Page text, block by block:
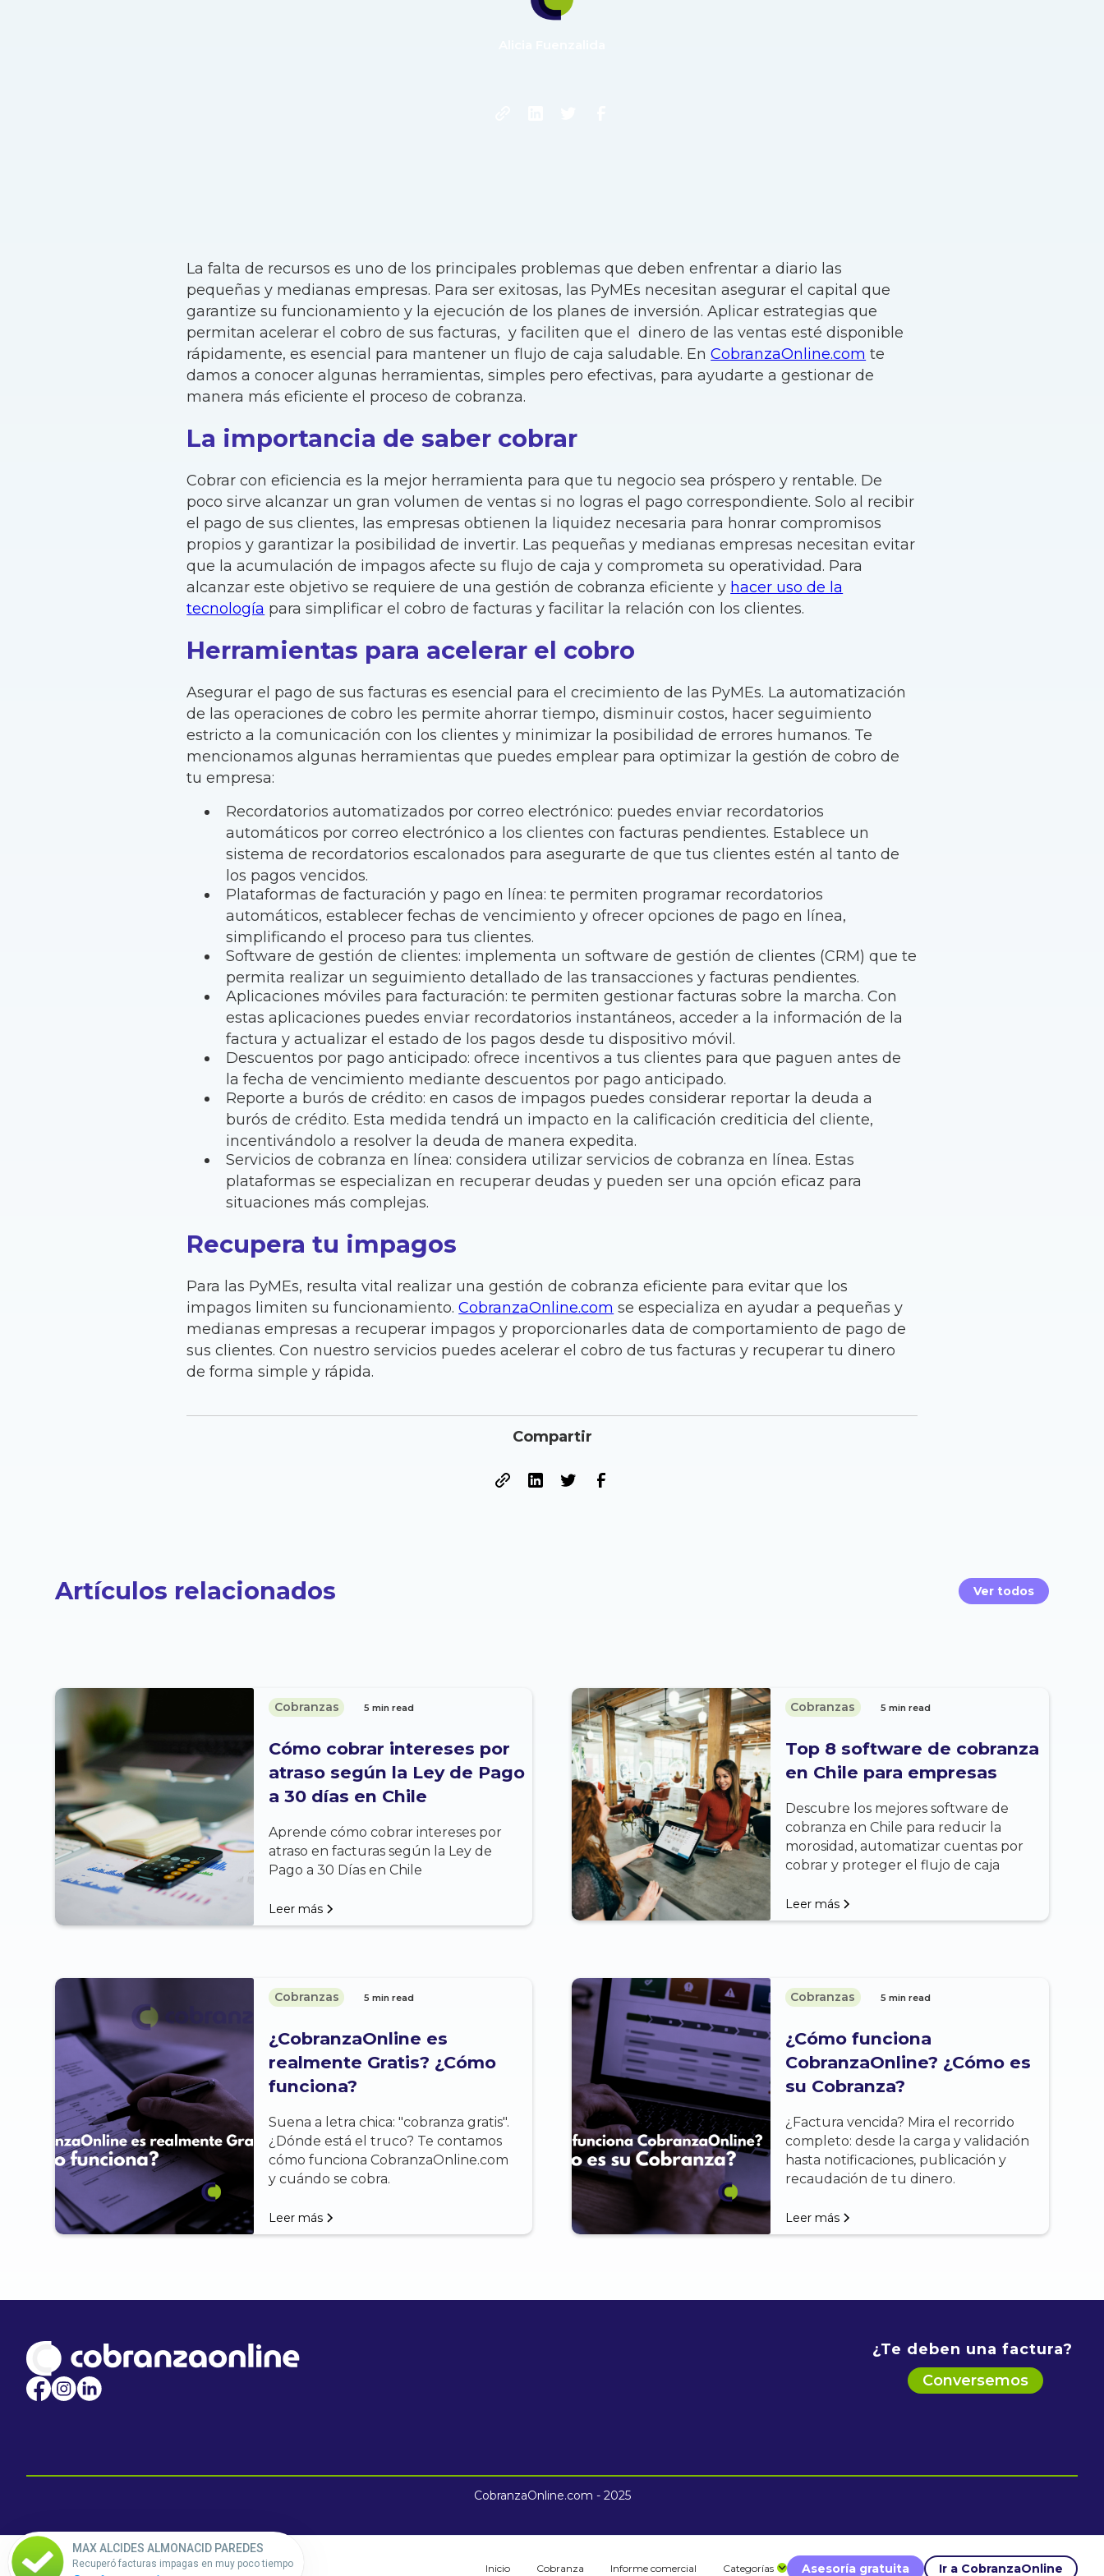
La falta de recursos es uno de los principales problemas que deben enfrentar a diario las
pequeñas y medianas empresas. Para ser exitosas, las PyMEs necesitan asegurar el capital que
garantize su funcionamiento y la ejecución de los planes de inversión. Aplicar estrategias que
permitan acelerar el cobro de sus facturas, y faciliten que el dinero de las ventas esté disponible
rápidamente, es esencial para mantener un flujo de caja saludable. EnCobranzaOnline.com te
damos a conocer algunas herramientas, simples pero efectivas, para ayudarte a gestionar de
manera más eficiente el proceso de cobranza.
La importancia de saber cobrar
Cobrar con eficiencia es la mejor herramienta para que tu negocio sea próspero y rentable. De
poco sirve alcanzar un gran volumen de ventas si no logras el pago correspondiente. Solo al recibir
el pago de sus clientes, las empresas obtienen la liquidez necesaria para honrar compromisos
propios y garantizar la posibilidad de invertir. Las pequeñas y medianas empresas necesitan evitar
que la acumulación de impagos afecte su flujo de caja y comprometa su operatividad. Para
alcanzar este objetivo se requiere de una gestión de cobranza eficiente y hacer uso de la
tecnología para simplificar el cobro de facturas y facilitar la relación con los clientes.
Herramientas para acelerar el cobro
Asegurar el pago de sus facturas es esencial para el crecimiento de las PyMEs. La automatización
de las operaciones de cobro les permite ahorrar tiempo, disminuir costos, hacer seguimiento
estricto a la comunicación con los clientes y minimizar la posibilidad de errores humanos. Te
mencionamos algunas herramientas que puedes emplear para optimizar la gestión de cobro de
tu empresa:
Recordatorios automatizados por correo electrónico: puedes enviar recordatorios
automáticos por correo electrónico a los clientes con facturas pendientes. Establece un
sistema de recordatorios escalonados para asegurarte de que tus clientes estén al tanto de
los pagos vencidos.
Plataformas de facturación y pago en línea: te permiten programar recordatorios
automáticos, establecer fechas de vencimiento y ofrecer opciones de pago en línea,
simplificando el proceso para tus clientes.
Software de gestión de clientes: implementa un software de gestión de clientes (CRM) que te
permita realizar un seguimiento detallado de las transacciones y facturas pendientes.
Aplicaciones móviles para facturación: te permiten gestionar facturas sobre la marcha. Con
estas aplicaciones puedes enviar recordatorios instantáneos, acceder a la información de la
factura y actualizar el estado de los pagos desde tu dispositivo móvil.
Descuentos por pago anticipado: ofrece incentivos a tus clientes para que paguen antes de
la fecha de vencimiento mediante descuentos por pago anticipado.
Reporte a burós de crédito: en casos de impagos puedes considerar reportar la deuda a
burós de crédito. Esta medida tendrá un impacto en la calificación crediticia del cliente,
incentivándolo a resolver la deuda de manera expedita.
Servicios de cobranza en línea: considera utilizar servicios de cobranza en línea. Estas
plataformas se especializan en recuperar deudas y pueden ser una opción eficaz para
situaciones más complejas.
Recupera tu impagos
Para las PyMEs, resulta vital realizar una gestión de cobranza eficiente para evitar que los
impagos limiten su funcionamiento.CobranzaOnline.com se especializa en ayudar a pequeñas y
medianas empresas a recuperar impagos y proporcionarles data de comportamiento de pago de
sus clientes. Con nuestro servicios puedes acelerar el cobro de tus facturas y recuperar tu dinero
de forma simple y rápida.
Compartir
Artículos relacionados Ver todos
Cobranzas 5 min read
Cómo cobrar intereses por
atraso según la Ley de Pago
a 30 días en Chile
Aprende cómo cobrar intereses por
atraso en facturas según la Ley de
Pago a 30 Días en Chile
Leer más
Cobranzas 5 min read
Top 8 software de cobranza
en Chile para empresas
Descubre los mejores software de
cobranza en Chile para reducir la
morosidad, automatizar cuentas por
cobrar y proteger el flujo de caja
Leer más
Cobranzas 5 min read
¿CobranzaOnline es
realmente Gratis? ¿Cómo
funciona?
Suena a letra chica: "cobranza gratis".
¿Dónde está el truco? Te contamos
cómo funciona CobranzaOnline.com
y cuándo se cobra.
Leer más
Cobranzas 5 min read
¿Cómo funciona
CobranzaOnline? ¿Cómo es
su Cobranza?
¿Factura vencida? Mira el recorrido
completo: desde la carga y validación
hasta notificaciones, publicación y
recaudación de tu dinero.
Leer más
¿Te deben una factura?
Conversemos
CobranzaOnline.com - 2025
Inicio Cobranza Informe comercial Categorías Asesoría gratuita Ir a CobranzaOnline
MAX ALCIDES ALMONACID PAREDES
Recuperó facturas impagas en muy poco tiempo